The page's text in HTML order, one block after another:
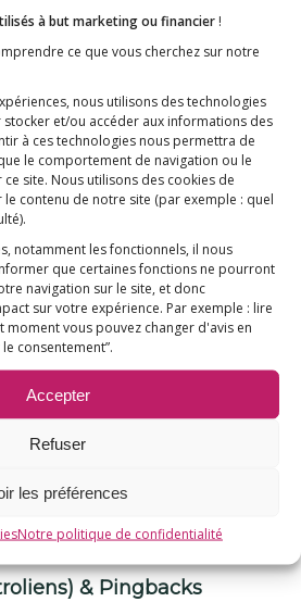
à but marketing ou financier !
ce que vous cherchez sur notre
nous utilisons des technologies
et/ou accéder aux informations des
à ces technologies nous permettra de
le comportement de navigation ou le
site. Nous utilisons des cookies de
contenu de notre site (par exemple : quel
.
notamment les fonctionnels, il nous
que certaines fonctions ne pourront
navigation sur le site, et donc
sur votre expérience. Par exemple : lire
moment vous pouvez changer d'avis en
consentement”.
Accepter
Refuser
les préférences
Notre politique de confidentialité
maintenant à la
ne se discute pas », a-t-elle
quelques mois. Les
débat étaient-elles donc
de la “concertation” ?
2
RÉPONSES
& Pingbacks